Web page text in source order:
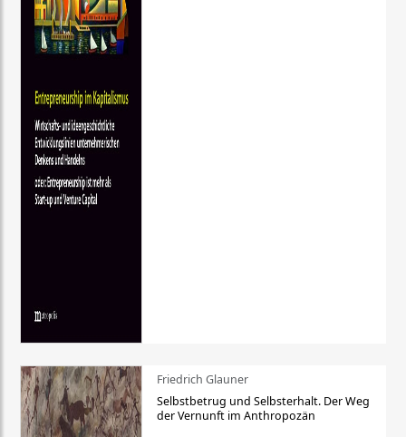
Friedrich Glauner
Selbstbetrug und Selbsterhalt. Der Weg
der Vernunft im Anthropozän